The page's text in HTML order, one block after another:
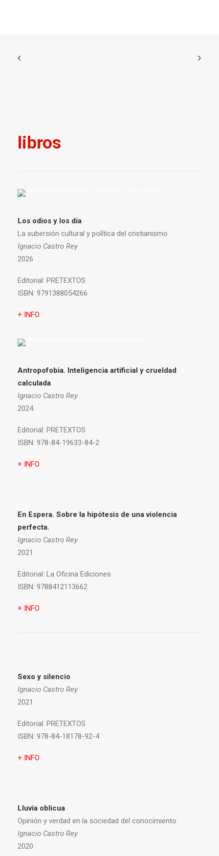
libros
Los odios y los día
La subersión cultural y política del cristianismo
Ignacio Castro Rey
2026
Editorial: PRETEXTOS
ISBN: 9791388054266
+ INFO
Antropofobia. Inteligencia artificial y crueldad
calculada
Ignacio Castro Rey
2024
Editorial: PRETEXTOS
ISBN: 978-84-19633-84-2
+ INFO
En Espera. Sobre la hipótesis de una violencia
perfecta.
Ignacio Castro Rey
2021
Editorial: La Oficina Ediciones
ISBN: 9788412113662
+ INFO
Sexo y silencio
Ignacio Castro Rey
2021
Editorial: PRETEXTOS
ISBN: 978-84-18178-92-4
+ INFO
Lluvia oblicua
Opinión y verdad en la sociedad del conocimiento
Ignacio Castro Rey
2020